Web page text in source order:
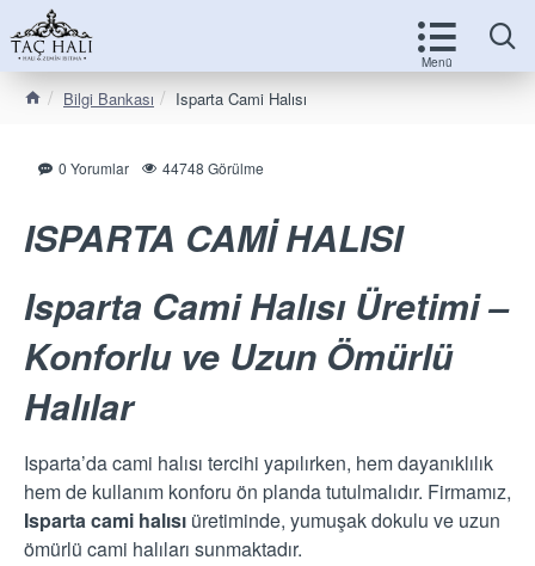
Bilgi Bankası Isparta Cami Halısı
0 Yorumlar 44748 Görülme
ISPARTA CAMİ HALISI
Isparta Cami Halısı Üretimi –
Konforlu ve Uzun Ömürlü
Halılar
Isparta’da cami halısı tercihi yapılırken, hem dayanıklılık
hem de kullanım konforu ön planda tutulmalıdır. Firmamız,
Isparta cami halısı üretiminde, yumuşak dokulu ve uzun
ömürlü cami halıları sunmaktadır.